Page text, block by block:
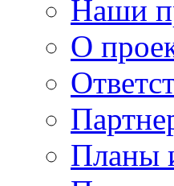
Наши
О
Планы